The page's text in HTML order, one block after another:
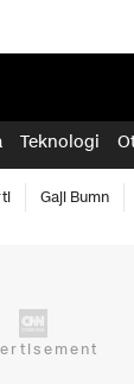
Teknologi
Gaji Bumn